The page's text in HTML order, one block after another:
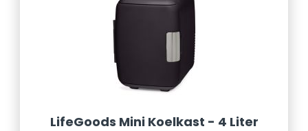
LifeGoods Mini Koelkast - 4 Liter